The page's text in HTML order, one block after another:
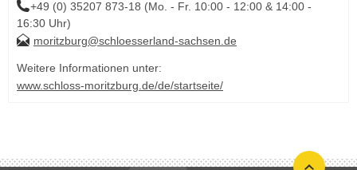
+49 (0) 35207 873-18 (Mo. - Fr. 10:00 - 12:00 & 14:00 -
16:30 Uhr)
moritzburg@schloesserland-sachsen.de
Weitere Informationen unter:
www.schloss-moritzburg.de/de/startseite/